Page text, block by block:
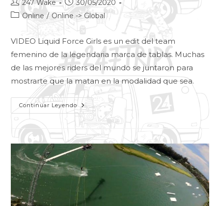
247 Wake
30/05/2020
Online / Online -> Global
VIDEO Liquid Force Girls es un edit del team
femenino de la legendaria marca de tablas. Muchas
de las mejores riders del mundo se juntaron para
mostrarte que la matan en la modalidad que sea.
Continuar Leyendo